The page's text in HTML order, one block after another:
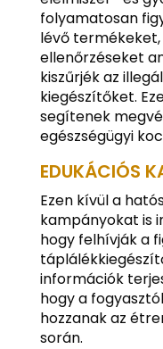
folyamatosan
lévő
ellenőrzéseket
kiszűrjék az
kiegészítőket.
segítenek
egészségügyi
EDUKÁCIÓS
Ezen kívül a
kampányokat is
hogy felhívják a
információk
hogy a
hozzanak az
során.